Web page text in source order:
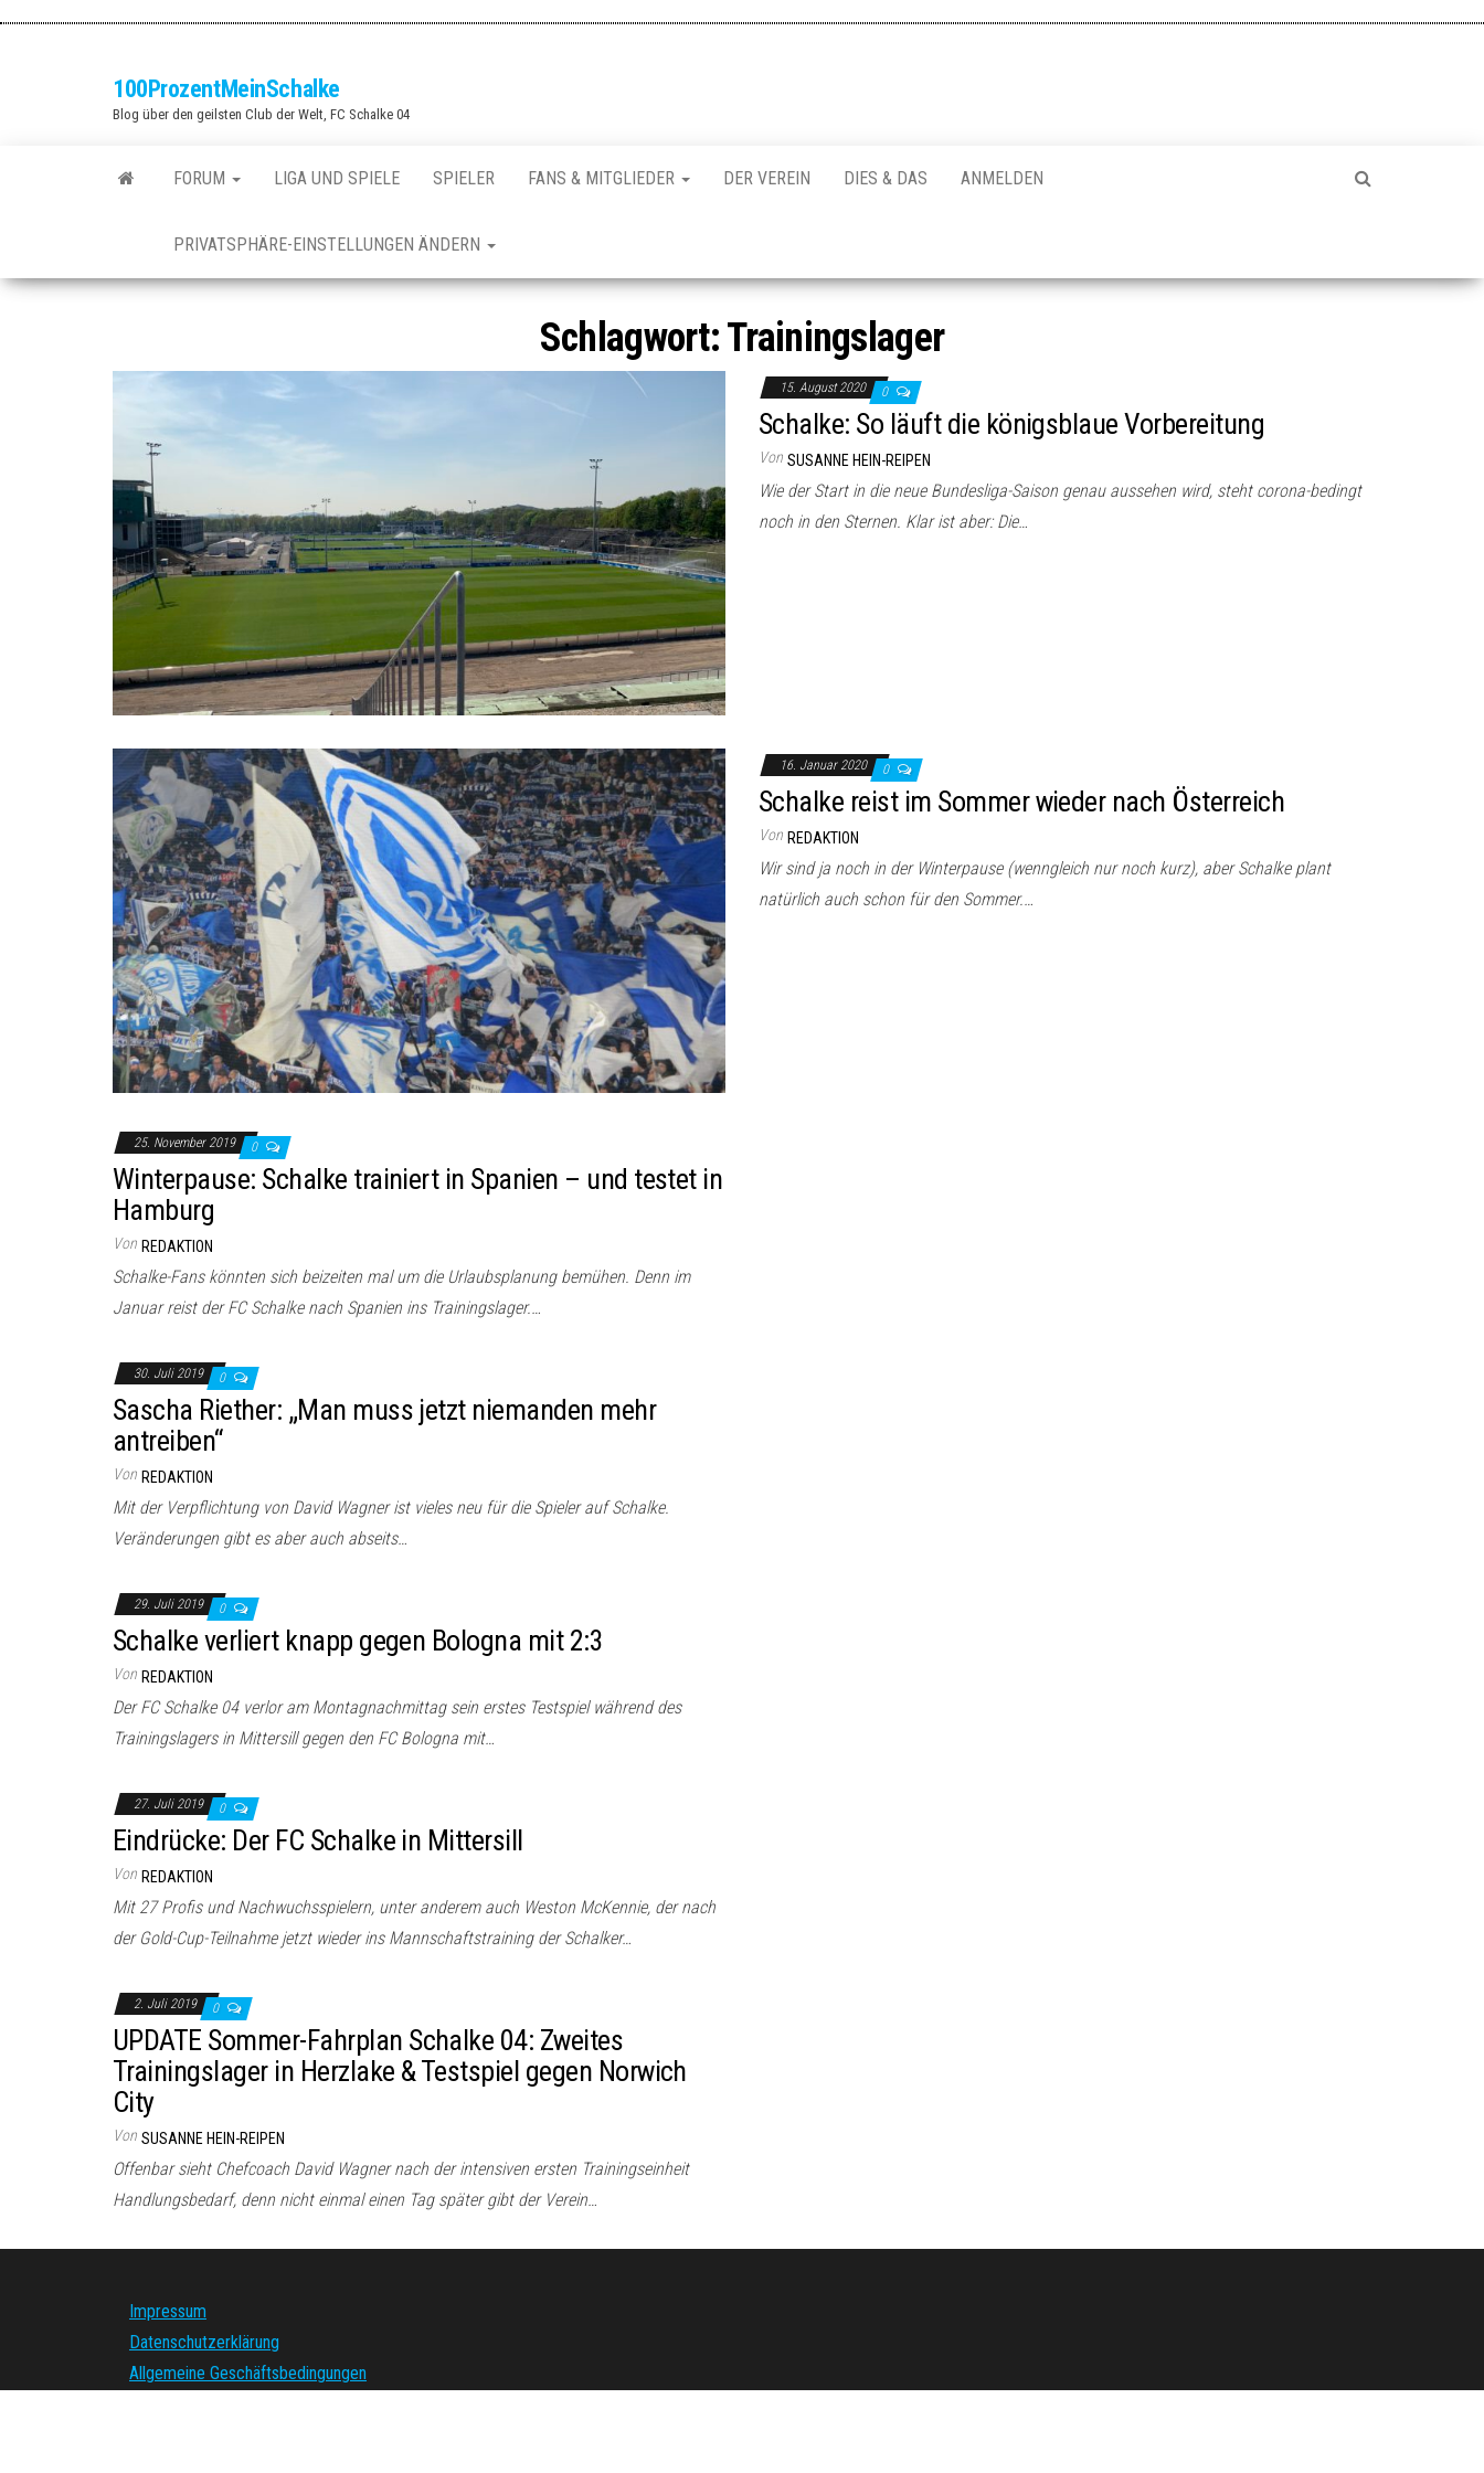
100ProzentMeinSchalke
Blog über den geilsten Club der Welt, FC Schalke 04
FORUM LIGA UND SPIELE SPIELER FANS & MITGLIEDER DER VEREIN DIES & DAS ANMELDEN
PRIVATSPHÄRE-EINSTELLUNGEN ÄNDERN
Schlagwort:Trainingslager
15. August 2020 0
Schalke: So läuft die königsblaue Vorbereitung
Von SUSANNE HEIN-REIPEN
Wie der Start in die neue Bundesliga-Saison genau aussehen wird, steht corona-bedingt
noch in den Sternen. Klar ist aber: Die…
16. Januar 2020 0
Schalke reist im Sommer wieder nach Österreich
Von REDAKTION
Wir sind ja noch in der Winterpause (wenngleich nur noch kurz), aber Schalke plant
natürlich auch schon für den Sommer.…
25. November 2019 0
Winterpause: Schalke trainiert in Spanien – und testet in
Hamburg
Von REDAKTION
Schalke-Fans könnten sich beizeiten mal um die Urlaubsplanung bemühen. Denn im
Januar reist der FC Schalke nach Spanien ins Trainingslager.…
30. Juli 2019 0
Sascha Riether: „Man muss jetzt niemanden mehr
antreiben“
Von REDAKTION
Mit der Verpflichtung von David Wagner ist vieles neu für die Spieler auf Schalke.
Veränderungen gibt es aber auch abseits…
29. Juli 2019 0
Schalke verliert knapp gegen Bologna mit 2:3
Von REDAKTION
Der FC Schalke 04 verlor am Montagnachmittag sein erstes Testspiel während des
Trainingslagers in Mittersill gegen den FC Bologna mit…
27. Juli 2019 0
Eindrücke: Der FC Schalke in Mittersill
Von REDAKTION
Mit 27 Profis und Nachwuchsspielern, unter anderem auch Weston McKennie, der nach
der Gold-Cup-Teilnahme jetzt wieder ins Mannschaftstraining der Schalker…
2. Juli 2019 0
UPDATE Sommer-Fahrplan Schalke 04: Zweites
Trainingslager in Herzlake & Testspiel gegen Norwich
City
Von SUSANNE HEIN-REIPEN
Offenbar sieht Chefcoach David Wagner nach der intensiven ersten Trainingseinheit
Handlungsbedarf, denn nicht einmal einen Tag später gibt der Verein…
Impressum
Datenschutzerklärung
Allgemeine Geschäftsbedingungen